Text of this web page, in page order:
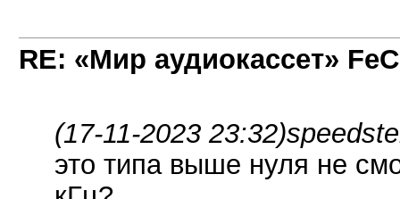
RE: «Мир аудиокассет»
(17-11-2023 23:32)
это типа выше нуля не